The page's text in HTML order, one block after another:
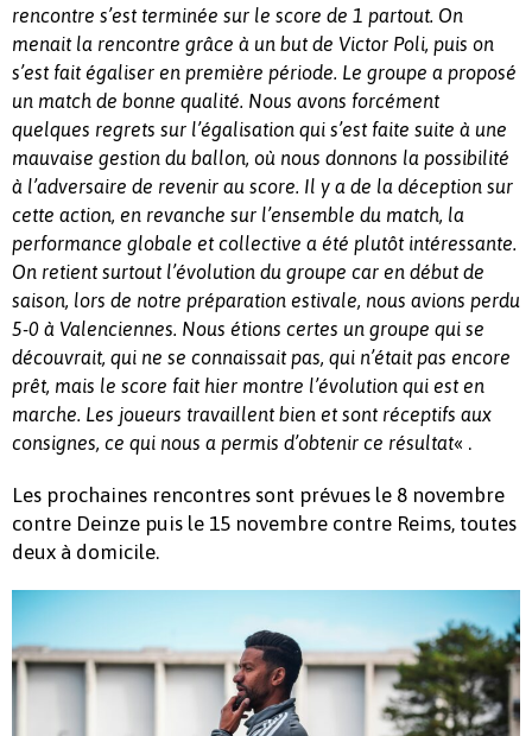
rencontre s’est terminée sur le score de 1 partout. On
menait la rencontre grâce à un but de Victor Poli, puis on
s’est fait égaliser en première période. Le groupe a proposé
un match de bonne qualité. Nous avons forcément
quelques regrets sur l’égalisation qui s’est faite suite à une
mauvaise gestion du ballon, où nous donnons la possibilité
à l’adversaire de revenir au score. Il y a de la déception sur
cette action, en revanche sur l’ensemble du match, la
performance globale et collective a été plutôt intéressante.
On retient surtout l’évolution du groupe car en début de
saison, lors de notre préparation estivale, nous avions perdu
5-0 à Valenciennes. Nous étions certes un groupe qui se
découvrait, qui ne se connaissait pas, qui n’était pas encore
prêt, mais le score fait hier montre l’évolution qui est en
marche. Les joueurs travaillent bien et sont réceptifs aux
consignes, ce qui nous a permis d’obtenir ce résultat« .
Les prochaines rencontres sont prévues le 8 novembre
contre Deinze puis le 15 novembre contre Reims, toutes
deux à domicile.